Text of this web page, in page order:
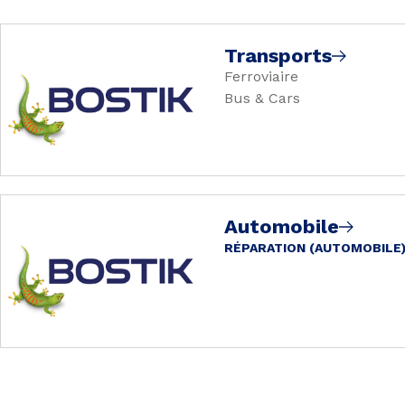
Transports
Ferroviaire
Bus & Cars
Automobile
RÉPARATION